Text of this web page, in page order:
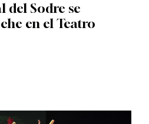
del Sodre se
en el Teatro